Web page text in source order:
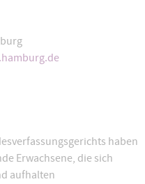
haben
Erwachsene, die sich
aufhalten